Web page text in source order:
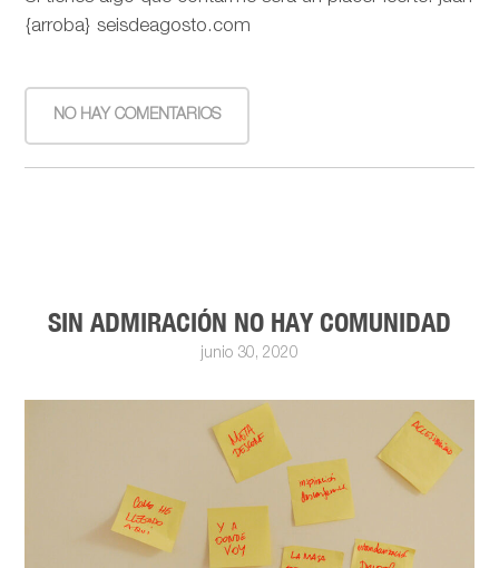
{arroba} seisdeagosto.com
NO HAY COMENTARIOS
SIN ADMIRACIÓN NO HAY COMUNIDAD
junio 30, 2020